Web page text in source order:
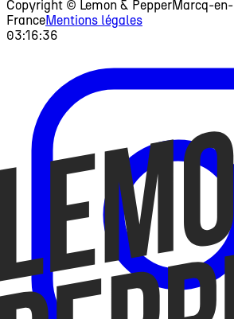
Copyright © Lemon & PepperMarcq-
FranceMentions légales
03:16:36